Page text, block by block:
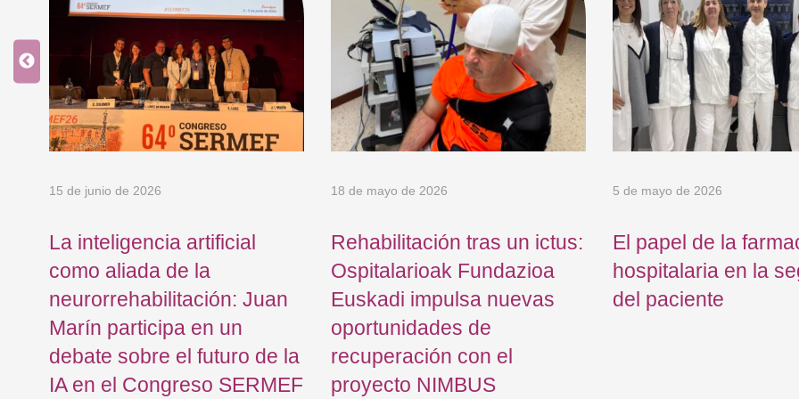
15 de junio de 2026
La inteligencia artificial
como aliada de la
neurorrehabilitación: Juan
Marín participa en un
debate sobre el futuro de la
IA en el Congreso SERMEF
18 de mayo de 2026
Rehabilitación tras un ictus:
Ospitalarioak Fundazioa
Euskadi impulsa nuevas
oportunidades de
recuperación con el
proyecto NIMBUS
5 de mayo de 2026
El papel de la
hospitalaria en la
del paciente